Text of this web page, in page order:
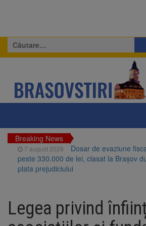
Caută
după:
Breaking News
7 august 2026
Dosar de evaziune
peste 330.000 de lei, clasat la Brașov
plata prejudiciului
sistarea plăților către Brai-Cata și
Motivul: platforme de gunoi neigienizate
Legea privind